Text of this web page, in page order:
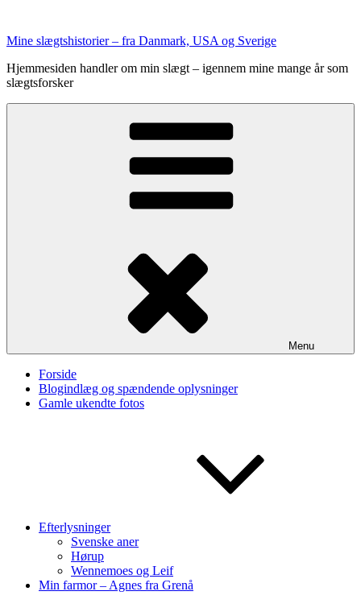
indhold
Mine slægtshistorier – fra Danmark, USA og Sverige
Hjemmesiden handler om min slægt – igennem mine mange år som
slægtsforsker
Menu
Forside
Blogindlæg og spændende oplysninger
Gamle ukendte fotos
Efterlysninger
Svenske aner
Hørup
Wennemoes og Leif
Min farmor – Agnes fra Grenå